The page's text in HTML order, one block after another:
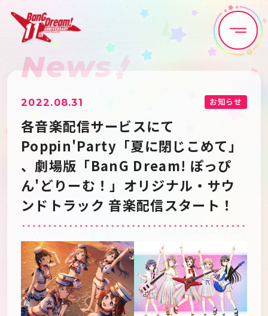
Home News
Live•Event Discography
Artist Anime
Game Media
Goods
News
2022.08.31 お知らせ
各音楽配信サービスにて
Poppin'Party「夏に閉じこめて」
、劇場版「BanG Dream! ぽっぴ
ん'どりーむ！」オリジナル・サウ
ンドトラック 音楽配信スタート！